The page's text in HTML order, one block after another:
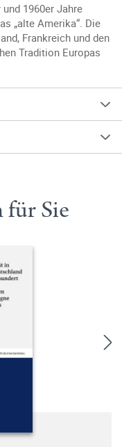
1960er Jahre
„alte Amerika“. Die
Frankreich und den
Tradition Europas
Sie